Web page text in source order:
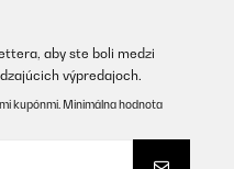
aby ste boli medzi
výpredajoch.
kupónmi. Minimálna hodnota